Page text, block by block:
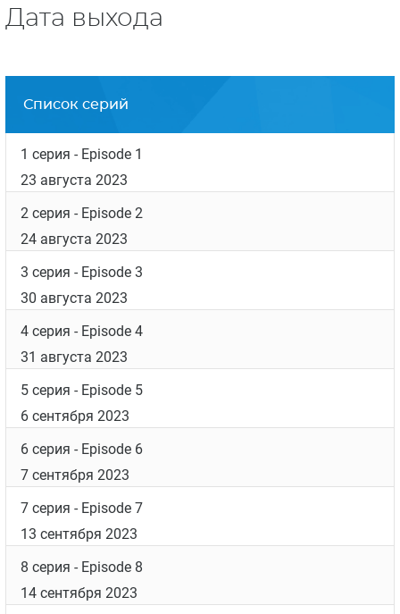
Дата выхода
Список серий
1 серия - Episode 1
23 августа 2023
2 серия - Episode 2
24 августа 2023
3 серия - Episode 3
30 августа 2023
4 серия - Episode 4
31 августа 2023
5 серия - Episode 5
6 сентября 2023
6 серия - Episode 6
7 сентября 2023
7 серия - Episode 7
13 сентября 2023
8 серия - Episode 8
14 сентября 2023